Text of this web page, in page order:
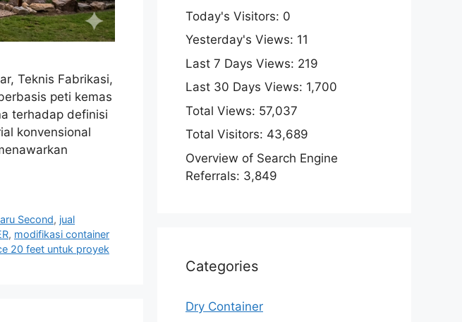
Teknis Fabrikasi,
peti kemas
terhadap definisi
konvensional
Second, jual
, modifikasi container
20 feet untuk proyek
Today's Visitors: 0
Yesterday's Views: 11
Last 7 Days Views: 219
Last 30 Days Views: 1,700
Total Views: 57,037
Total Visitors: 43,689
Overview of Search Engine
Referrals: 3,849
Categories
Dry Container